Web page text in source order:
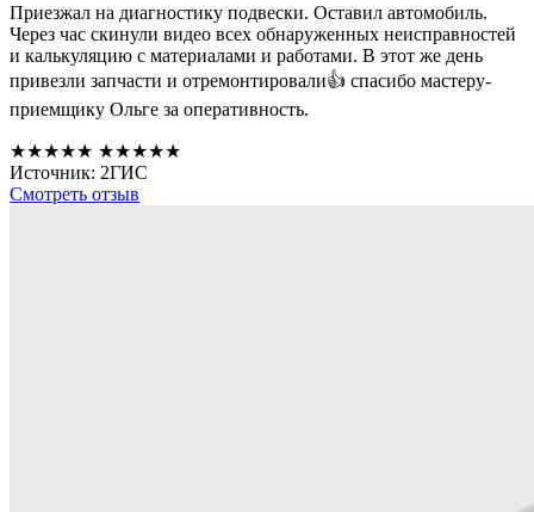
Приезжал на диагностику подвески. Оставил автомобиль.
Через час скинули видео всех обнаруженных неисправностей
и калькуляцию с материалами и работами. В этот же день
привезли запчасти и отремонтировали👍 спасибо мастеру-
приемщику Ольге за оперативность.
★★★★★ ★★★★★
Источник: 2ГИС
Смотреть отзыв